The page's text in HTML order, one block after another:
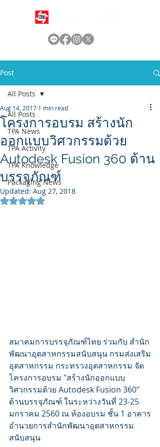
Post
All Posts
TPA News
TPA Activity
TPA Knowledge
Packaging News
All Posts
โครงการอบรม สร้างนัก
ออกแบบวิศวกรรมด้วย
Autodesk Fusion 360 ด้าน
บรรจุภัณฑ์
Aug 14, 2017 1 min read
Updated: Aug 27, 2018
Rated NaN out of 5 stars.
สมาคมการบรรจุภัณฑ์ไทย ร่วมกับ สำนัก
พัฒนาอุตสาหกรรมสนับสนุน กรมส่งเสริม
อุตสาหกรรม กระทรวงอุตสาหกรรม จัด
โครงการอบรม "สร้างนักออกแบบ
วิศวกรรมด้วย Autodesk Fusion 360"
ด้านบรรจุภัณฑ์ ในระหว่างวันที่ 23-25
มกราคม 2560 ณ ห้องอบรม ชั้น 1 อาคาร
อำนวยการสำนักพัฒนาอุตสาหกรรม
สนับสนุน